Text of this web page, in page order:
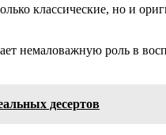
классические, но и
немаловажную роль в
десертов